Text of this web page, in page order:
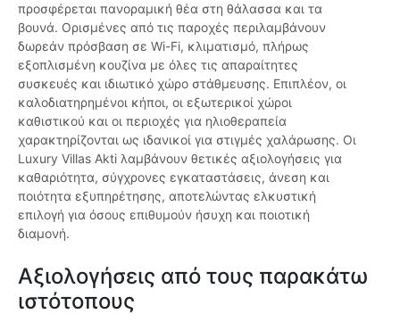
προσφέρεται πανοραμική θέα στη θάλασσα και τα
βουνά. Ορισμένες από τις παροχές περιλαμβάνουν
δωρεάν πρόσβαση σε Wi-Fi, κλιματισμό, πλήρως
εξοπλισμένη κουζίνα με όλες τις απαραίτητες
συσκευές και ιδιωτικό χώρο στάθμευσης. Επιπλέον, οι
καλοδιατηρημένοι κήποι, οι εξωτερικοί χώροι
καθιστικού και οι περιοχές για ηλιοθεραπεία
χαρακτηρίζονται ως ιδανικοί για στιγμές χαλάρωσης. Οι
Luxury Villas Akti λαμβάνουν θετικές αξιολογήσεις για
καθαριότητα, σύγχρονες εγκαταστάσεις, άνεση και
ποιότητα εξυπηρέτησης, αποτελώντας ελκυστική
επιλογή για όσους επιθυμούν ήσυχη και ποιοτική
διαμονή.
Αξιολογήσεις από τους παρακάτω
ιστότοπους